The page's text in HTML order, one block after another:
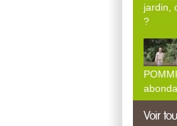
jardin,
?
Voir